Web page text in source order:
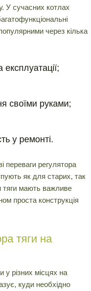
У сучасних котлах
через кілька
експлуатації;
своїми руками;
у ремонті.
переваги регулятора
як для старих, так
тяги мають важливе
проста конструкція
тяги на
різних місцях на
куди необхідно